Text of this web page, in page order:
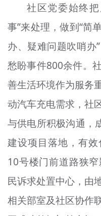
社区党委始终
事”来处理，做到“简
办、疑难问题吹哨办
愁盼事件800余件。
善生活环境作为服务
动汽车充电需求，社
与供电所积极沟通，
建设项目落地，有
10号楼门前道路狭
民诉求处置中心，由
相关部室及社区协作